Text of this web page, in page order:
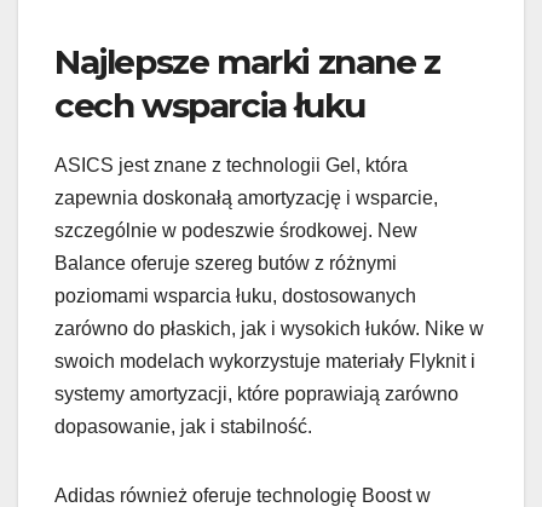
Najlepsze marki znane z
cech wsparcia łuku
ASICS jest znane z technologii Gel, która
zapewnia doskonałą amortyzację i wsparcie,
szczególnie w podeszwie środkowej. New
Balance oferuje szereg butów z różnymi
poziomami wsparcia łuku, dostosowanych
zarówno do płaskich, jak i wysokich łuków. Nike w
swoich modelach wykorzystuje materiały Flyknit i
systemy amortyzacji, które poprawiają zarówno
dopasowanie, jak i stabilność.
Adidas również oferuje technologię Boost w